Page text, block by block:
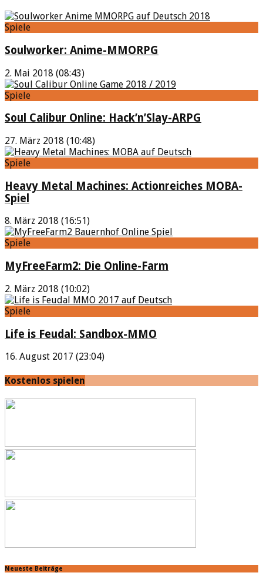
Spiele
Soulworker: Anime-MMORPG
2. Mai 2018 (08:43)
Spiele
Soul Calibur Online: Hack’n’Slay-ARPG
27. März 2018 (10:48)
Spiele
Heavy Metal Machines: Actionreiches MOBA-
Spiel
8. März 2018 (16:51)
Spiele
MyFreeFarm2: Die Online-Farm
2. März 2018 (10:02)
Spiele
Life is Feudal: Sandbox-MMO
16. August 2017 (23:04)
Kostenlos spielen
Neueste Beiträge